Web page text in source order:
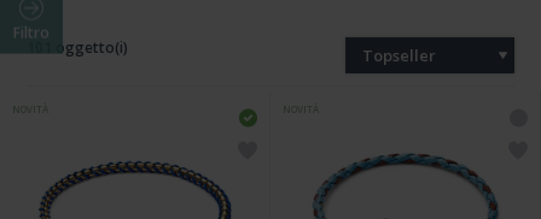
Filtro
101 oggetto(i) Topseller
NOVITÀ NOVITÀ